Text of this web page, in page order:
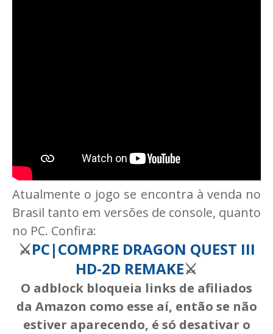
Atualmente o jogo se encontra à venda no
Brasil tanto em versões de console, quanto
no PC. Confira:
⚔️PC|COMPRE DRAGON QUEST III
HD-2D REMAKE⚔️
O adblock bloqueia links de afiliados
da Amazon como esse aí, então se não
estiver aparecendo, é só desativar o